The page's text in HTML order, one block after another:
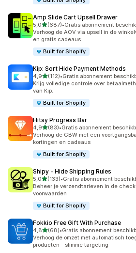
Amp Slide Cart Upsell Drawer
5,0van 5 sterren
(687)
687 recensies in totaal
•Gratis abonnement
Verhoog de AOV via upsell in de
en gratis cadeaus
Built for Shopify
Kip: Sort Hide Payment Methods
4,9van 5 sterren
(112)
112 recensies in totaal
•Gratis abonnement
Krijg volledige controle over
van Kip.
Built for Shopify
Hitsy Progress Bar
4,9van 5 sterren
(83)
83 recensies in totaal
•Gratis abonnement
Verhoog de GBW met een
kortingen en cadeaus
Built for Shopify
Shipy ‑ Hide Shipping Rules
5,0van 5 sterren
(133)
133 recensies in totaal
•Gratis abonnement
Beheer je verzendtarieven in de
voorwaarden
Built for Shopify
Fokkio Free Gift With Purchase
4,8van 5 sterren
(68)
68 recensies in totaal
•Gratis abonnement
Verhoog de omzet met automatisch
producten - slimme targeting